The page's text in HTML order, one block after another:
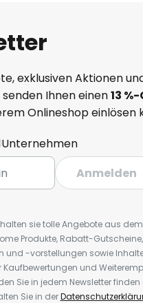
exklusiven Aktionen
Ihnen einen13 %-
Onlineshop einlösen
Unternehmen
Anmelden
sie tolle Angebote aus
Produkte, Rabatt-
und -vorstellungen sowie
und
Sie in jedem Newsletter finden
Sie in der